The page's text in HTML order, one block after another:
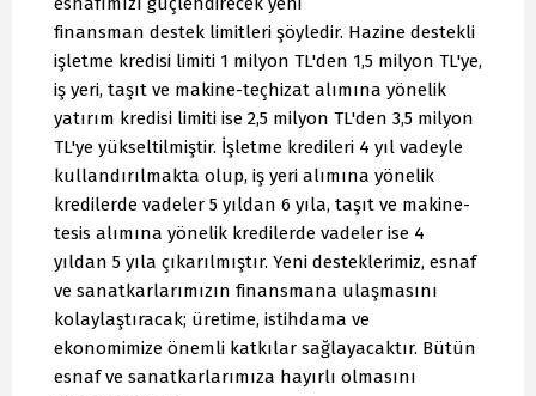
finansman destek limitleri şöyledir. Hazine destekli
işletme kredisi limiti 1 milyon TL'den 1,5 milyon TL'ye,
iş yeri, taşıt ve makine-teçhizat alımına yönelik
yatırım kredisi limiti ise 2,5 milyon TL'den 3,5 milyon
TL'ye yükseltilmiştir. İşletme kredileri 4 yıl vadeyle
kullandırılmakta olup, iş yeri alımına yönelik
kredilerde vadeler 5 yıldan 6 yıla, taşıt ve makine-
tesis alımına yönelik kredilerde vadeler ise 4
yıldan 5 yıla çıkarılmıştır. Yeni desteklerimiz, esnaf
ve sanatkarlarımızın finansmana ulaşmasını
kolaylaştıracak; üretime, istihdama ve
ekonomimize önemli katkılar sağlayacaktır. Bütün
esnaf ve sanatkarlarımıza hayırlı olmasını